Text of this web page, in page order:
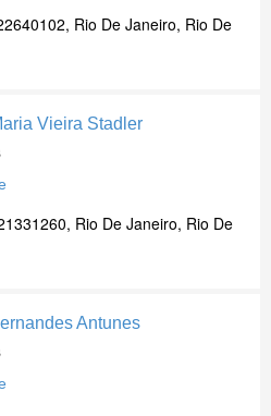
Rio De Janeiro, Rio De
Vieira Stadler
Rio De Janeiro, Rio De
Antunes